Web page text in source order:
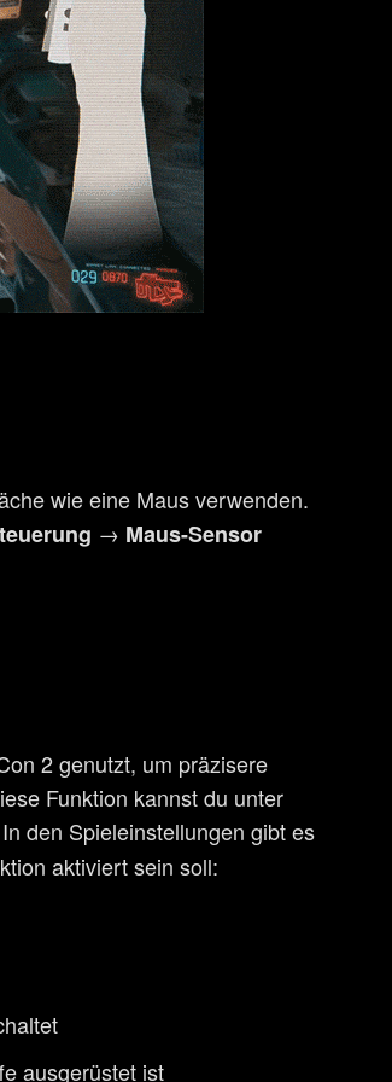
wie eine Maus verwenden.
→ Maus-Sensor
2 genutzt, um präzisere
Funktion kannst du unter
den Spieleinstellungen gibt es
aktiviert sein soll:
ausgerüstet ist